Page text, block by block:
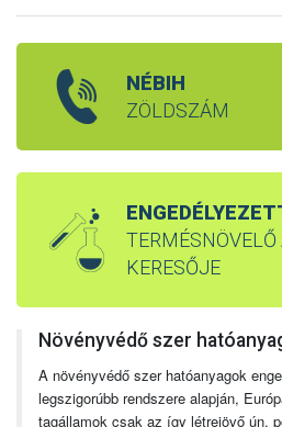
NÉBIH
ZÖLDSZÁM
TERMÉSNÖVELŐ
KERESŐJE
Növényvédő szer
A növényvédő szer hatóanyagok
legszigorúbb rendszere alapján,
tagállamok csak az így létrejövő ún.